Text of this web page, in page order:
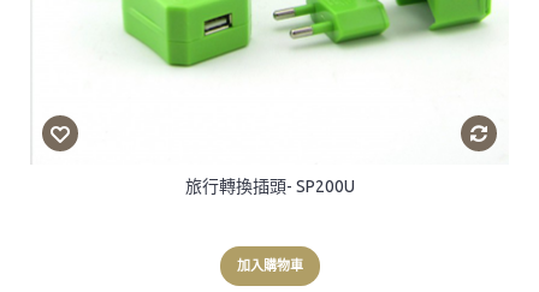
旅行轉換插頭- SP200U
加入購物車